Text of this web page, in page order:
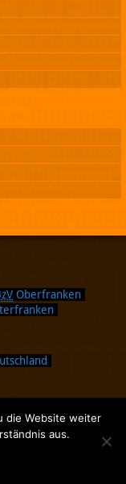
Oberfranken
die Website weiter
aus.